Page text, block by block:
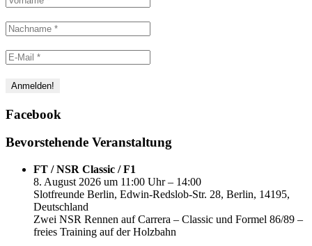
Facebook
Bevorstehende Veranstaltung
FT / NSR Classic / F1
8. August 2026 um 11:00 Uhr – 14:00
Slotfreunde Berlin, Edwin-Redslob-Str. 28, Berlin, 14195,
Deutschland
Zwei NSR Rennen auf Carrera – Classic und Formel 86/89 –
freies Training auf der Holzbahn